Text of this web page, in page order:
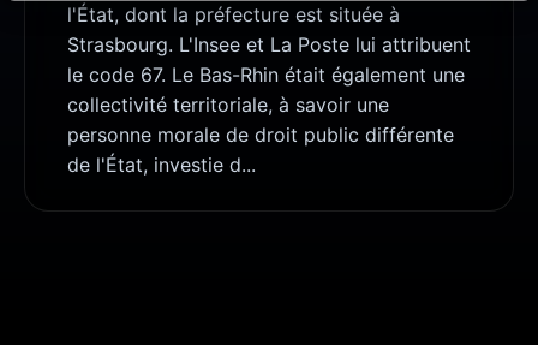
l'État, dont la préfecture est située à
Strasbourg. L'Insee et La Poste lui attribuent
le code 67. Le Bas-Rhin était également une
collectivité territoriale, à savoir une
personne morale de droit public différente
de l'État, investie d...